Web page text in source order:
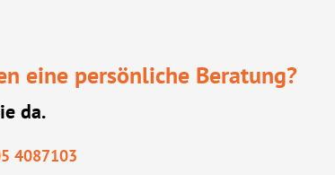
eine persönliche Beratung?
da.
4087103